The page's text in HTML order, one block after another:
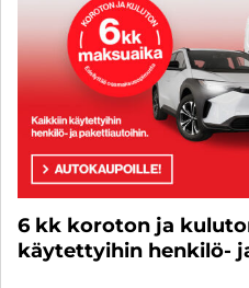
6 kk koroton ja
käytettyihin henkilö-